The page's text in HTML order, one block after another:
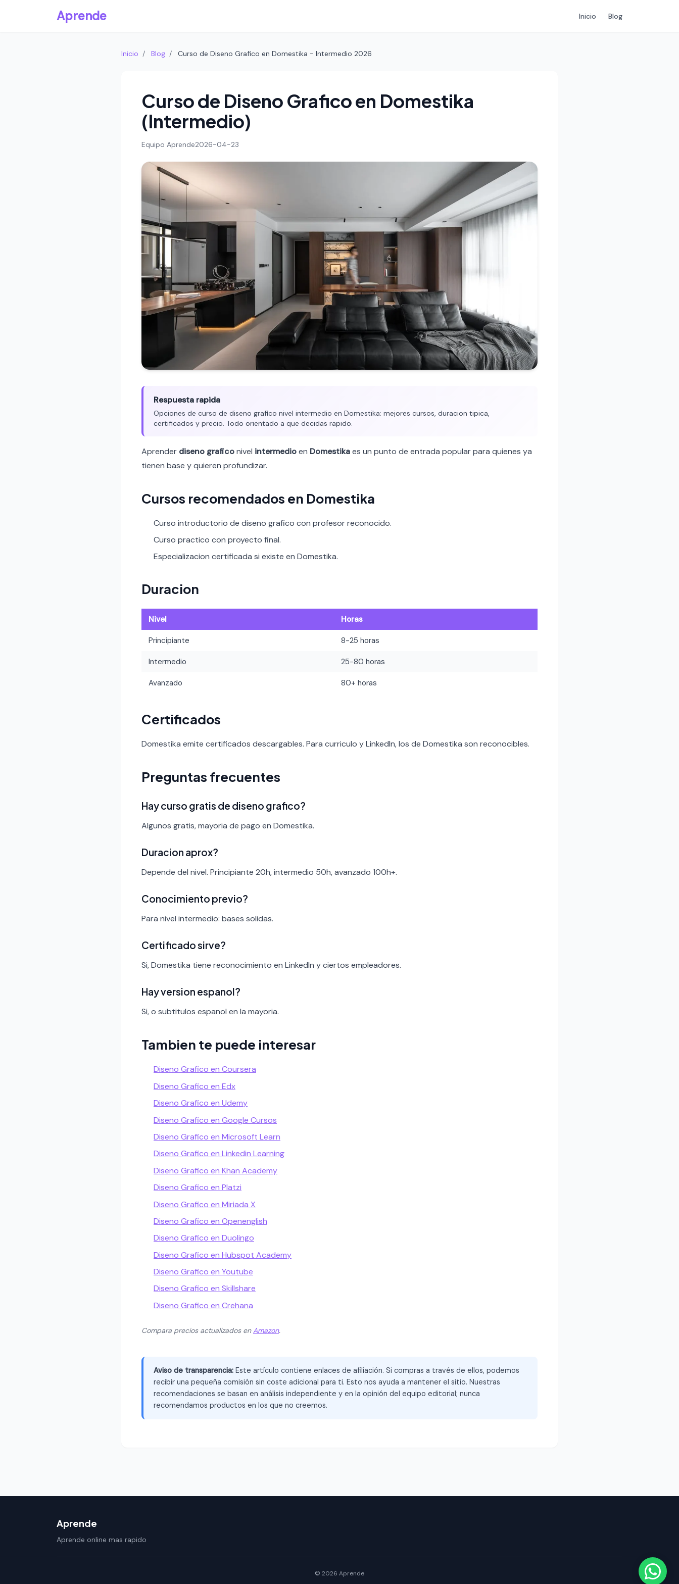
Aprende Inicio Blog
Inicio / Blog / Curso de Diseno Grafico en Domestika - Intermedio 2026
Curso de Diseno Grafico en Domestika
(Intermedio)
Equipo Aprende2026-04-23
Respuesta rapida
Opciones de curso de diseno grafico nivel intermedio en Domestika: mejores cursos, duracion tipica,
certificados y precio. Todo orientado a que decidas rapido.
Aprender diseno graficonivel intermedioen Domestikaes un punto de entrada popular para quienes ya
tienen base y quieren profundizar.
Cursos recomendados en Domestika
Curso introductorio de diseno grafico con profesor reconocido.
Curso practico con proyecto final.
Especializacion certificada si existe en Domestika.
Duracion
Nivel Horas
Principiante 8-25 horas
Intermedio 25-80 horas
Avanzado 80+ horas
Certificados
Domestika emite certificados descargables. Para curriculo y LinkedIn, los de Domestika son reconocibles.
Preguntas frecuentes
Hay curso gratis de diseno grafico?
Algunos gratis, mayoria de pago en Domestika.
Duracion aprox?
Depende del nivel. Principiante 20h, intermedio 50h, avanzado 100h+.
Conocimiento previo?
Para nivel intermedio: bases solidas.
Certificado sirve?
Si, Domestika tiene reconocimiento en LinkedIn y ciertos empleadores.
Hay version espanol?
Si, o subtitulos espanol en la mayoria.
Tambien te puede interesar
Diseno Grafico en Coursera
Diseno Grafico en Edx
Diseno Grafico en Udemy
Diseno Grafico en Google Cursos
Diseno Grafico en Microsoft Learn
Diseno Grafico en Linkedin Learning
Diseno Grafico en Khan Academy
Diseno Grafico en Platzi
Diseno Grafico en Miriada X
Diseno Grafico en Openenglish
Diseno Grafico en Duolingo
Diseno Grafico en Hubspot Academy
Diseno Grafico en Youtube
Diseno Grafico en Skillshare
Diseno Grafico en Crehana
Compara precios actualizados enAmazon.
Aviso de transparencia: Este artículo contiene enlaces de afiliación. Si compras a través de ellos, podemos
recibir una pequeña comisión sin coste adicional para ti. Esto nos ayuda a mantener el sitio. Nuestras
recomendaciones se basan en análisis independiente y en la opinión del equipo editorial; nunca
recomendamos productos en los que no creemos.
Aprende
Aprende online mas rapido
© 2026 Aprende